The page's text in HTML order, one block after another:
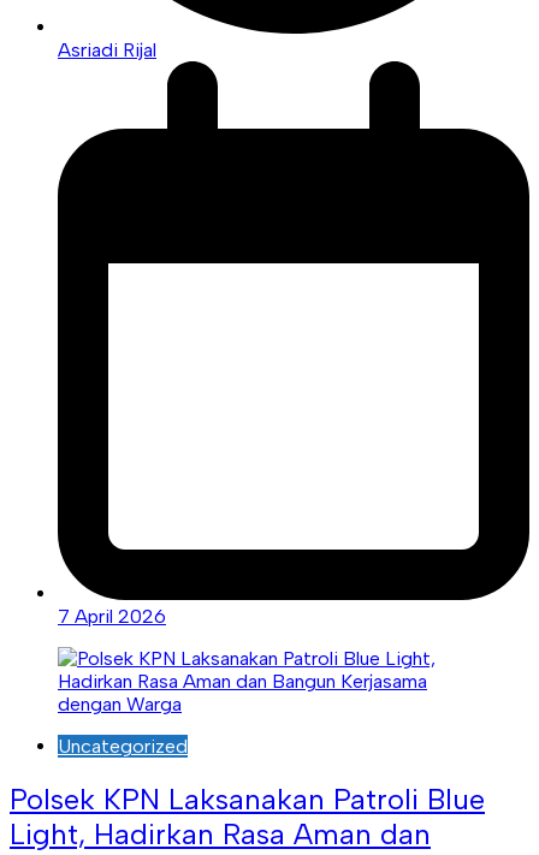
Asriadi Rijal
7 April 2026
Uncategorized
Polsek KPN Laksanakan Patroli Blue
Light, Hadirkan Rasa Aman dan